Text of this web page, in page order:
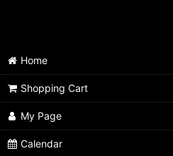
Home
Shopping Cart
My Page
Calendar